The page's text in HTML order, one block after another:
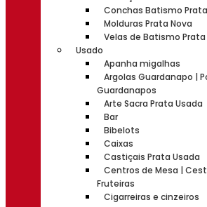
Conchas Batismo
Molduras Prata Nova
Velas de Batismo Prata
Usado
Apanha migalhas
Argolas Guardanapo |
Guardanapos
Arte Sacra Prata Usada
Bar
Bibelots
Caixas
Castiçais Prata Usada
Centros de Mesa |
Fruteiras
Cigarreiras e cinzeiros